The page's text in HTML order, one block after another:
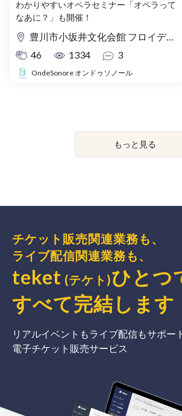
わかりやすいオペラセミナー「オペラって
なあに？」も開催！
豊川市小坂井文化会館 フロイデンホール
46
1334 3
OndeSonore オンドゥソノール
もっと見る
チケット販売関連業務も、
ライブ配信関連業務も、
teket (テケト)ひとつ
すべて完結 します
リアルイベントもライブ配信もサポー
電子チケット販売サービス